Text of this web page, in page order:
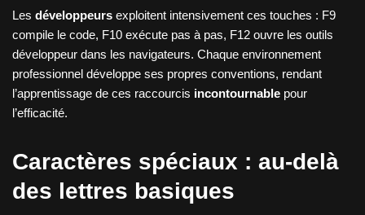
Les développeurs exploitent intensivement ces touches : F9
compile le code, F10 exécute pas à pas, F12 ouvre les outils
développeur dans les navigateurs. Chaque environnement
professionnel développe ses propres conventions, rendant
l’apprentissage de ces raccourcis incontournable pour
l’efficacité.
Caractères spéciaux : au-delà
des lettres basiques